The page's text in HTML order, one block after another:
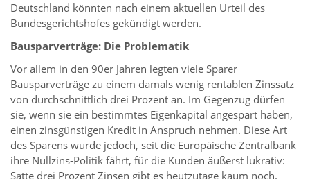
Deutschland könnten nach einem aktuellen Urteil des
Bundesgerichtshofes gekündigt werden.
Bausparverträge: Die Problematik
Vor allem in den 90er Jahren legten viele Sparer
Bausparverträge zu einem damals wenig rentablen Zinssatz
von durchschnittlich drei Prozent an. Im Gegenzug dürfen
sie, wenn sie ein bestimmtes Eigenkapital angespart haben,
einen zinsgünstigen Kredit in Anspruch nehmen. Diese Art
des Sparens wurde jedoch, seit die Europäische Zentralbank
ihre Nullzins-Politik fährt, für die Kunden äußerst lukrativ:
Satte drei Prozent Zinsen gibt es heutzutage kaum noch.